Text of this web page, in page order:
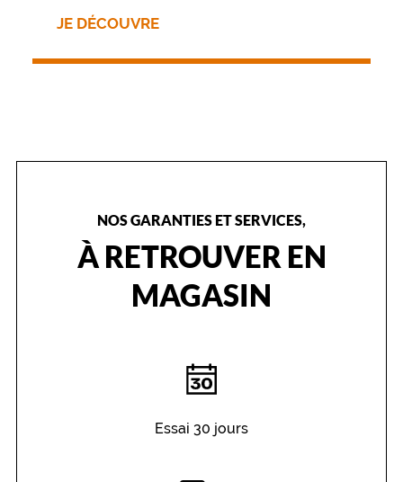
JE DÉCOUVRE
NOS GARANTIES ET SERVICES,
À RETROUVER EN
MAGASIN
Essai 30 jours